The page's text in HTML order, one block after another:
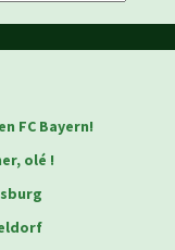
FC Bayern!
olé !